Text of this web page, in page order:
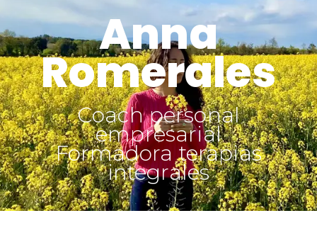
Anna
Romerales
Coach personal
empresarial
Formadora terapias
integrales